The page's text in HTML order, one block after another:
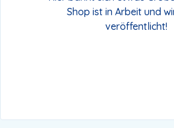
Shop ist in Arbeit und
veröffentlicht!